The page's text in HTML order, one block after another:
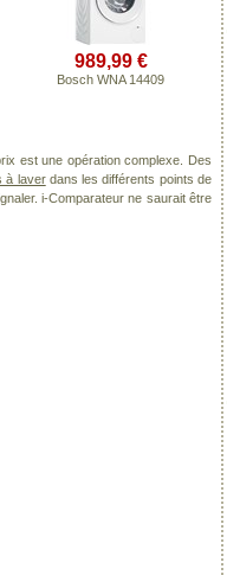
989,99 €
Bosch WNA 14409
est une opération complexe. Des
à laverdans les différents points de
i-Comparateur ne saurait être